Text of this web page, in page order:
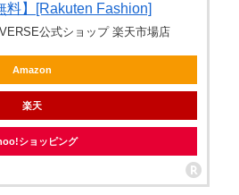
料】[Rakuten Fashion]
公式ショップ 楽天市場店
Amazon
楽天
ショッピング